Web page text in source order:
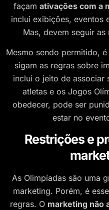
façam ativações com a
inclui exibições, eventos
Mas, devem seguir
Mesmo sendo permitido,
sigam as regras sobre
inclui o jeito de associar
atletas e os Jogos
obedecer, pode ser
estar no
Restrições e
As Olimpíadas são uma
marketing. Porém, é
regras. O marketing não